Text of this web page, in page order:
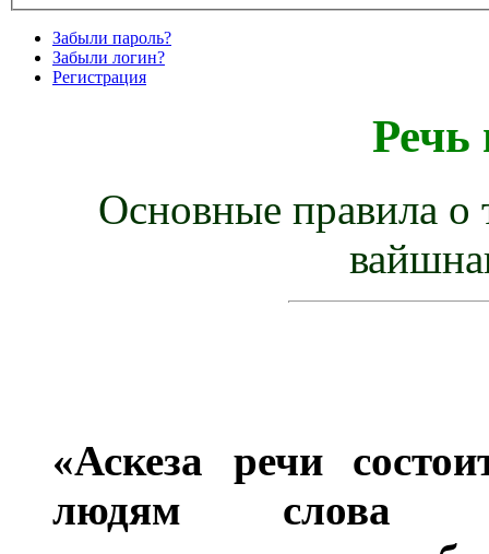
Забыли пароль?
Забыли логин?
Регистрация
Речь
Основные правила о
«Аскеза речи
людям слова